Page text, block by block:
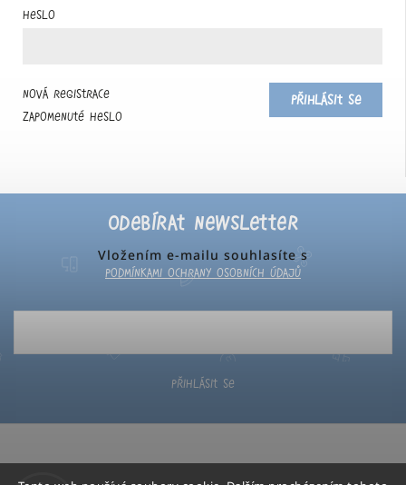
Odebírat newsletter
Vložením e-mailu souhlasíte s
podmínkami ochrany osobních údajů
Přihlásit se
Heslo
Přihlásit se
Nová registrace
Zapomenuté heslo